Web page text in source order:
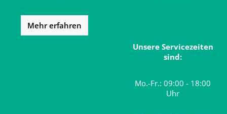
Mehr erfahren
Unsere Servicezeiten
sind:
Mo.-Fr.: 09:00 - 18:00
Uhr